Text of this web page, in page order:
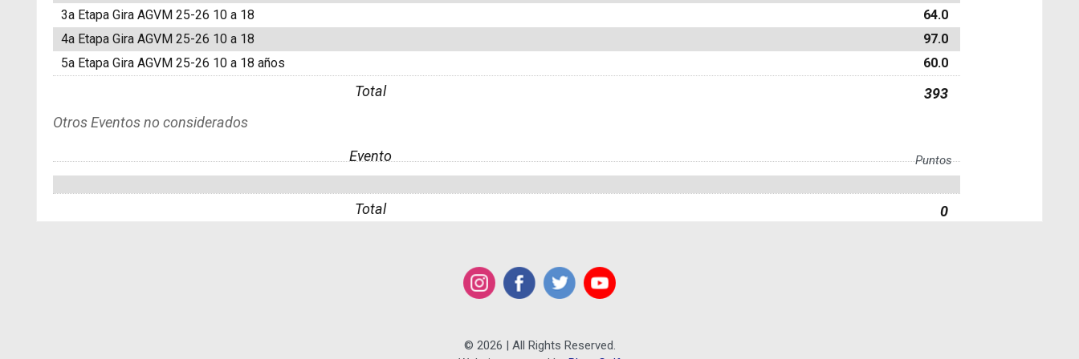
3a Etapa Gira AGVM 25-26 10 a 18
64.0
4a Etapa Gira AGVM 25-26 10 a 18
97.0
5a Etapa Gira AGVM 25-26 10 a 18 años
60.0
Total
393
Otros Eventos no considerados
Evento
Puntos
Total 0
© 2026 | All Rights Reserved.